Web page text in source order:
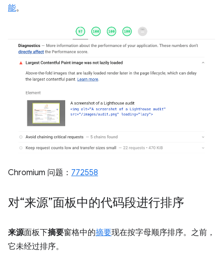
能。
Chromium 问题： 772558
对“来源”面板中的代码段进行排序
来源面板下摘要窗格中的摘要现在按字母顺序排序。之前，
它未经过排序。